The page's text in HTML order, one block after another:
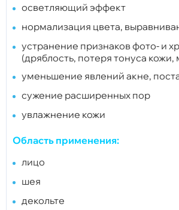
осветляющий эффект
нормализация цвета,
устранение признаков фото- и
(дряблость, потеря тонуса
уменьшение явлений акне,
сужение расширенных пор
увлажнение кожи
Область применения:
лицо
шея
декольте